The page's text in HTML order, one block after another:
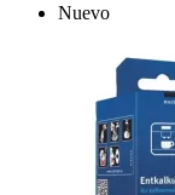
Nuevo